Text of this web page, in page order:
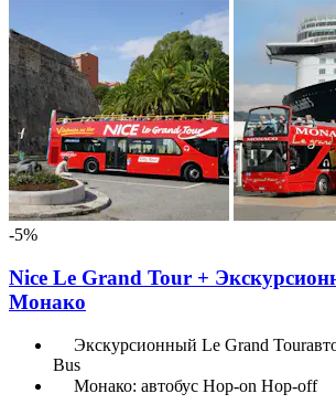
-5%
Nice Le Grand Tour +
Монако
Экскурсионный Le Grand
Bus
Монако: автобус Hop-on Hop-off